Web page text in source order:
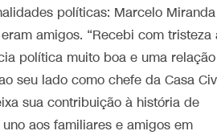
políticas: Marcelo Miranda
amigos. “Recebi com tristeza
política muito boa e uma relação
seu lado como chefe da Casa
sua contribuição à história de
aos familiares e amigos em